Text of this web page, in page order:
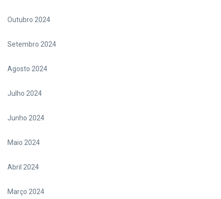
Outubro 2024
Setembro 2024
Agosto 2024
Julho 2024
Junho 2024
Maio 2024
Abril 2024
Março 2024